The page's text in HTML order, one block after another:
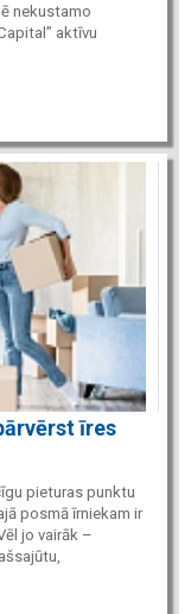
nekustamo
aktīvu
īres
pieturas punktu
posmā īrniekam ir
jo vairāk –